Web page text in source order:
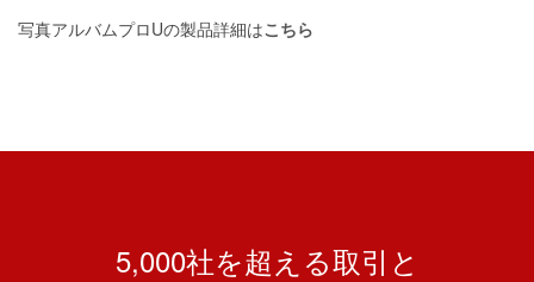
写真アルバムプロUの製品詳細はこちら
5,000社を超える取引と